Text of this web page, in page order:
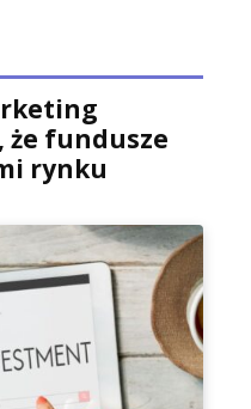
że fundusze
rynku